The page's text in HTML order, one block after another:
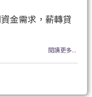
金需求，薪轉貸
閱讀更多...